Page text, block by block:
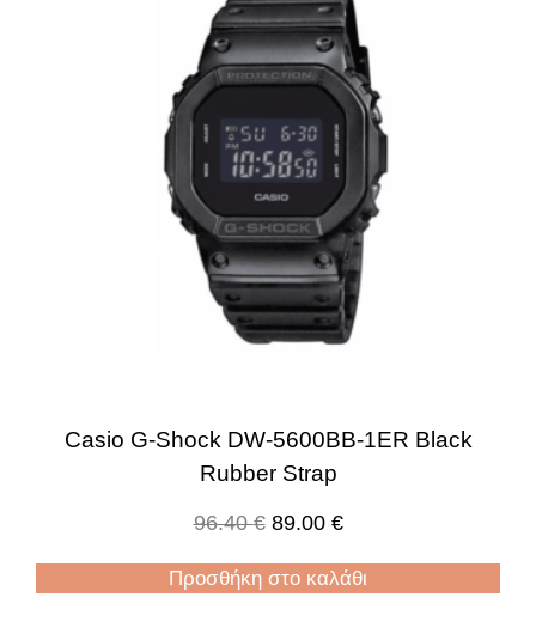
Casio G-Shock DW-5600BB-1ER Black
Rubber Strap
96.40€ 89.00 €
Προσθήκη στο καλάθι